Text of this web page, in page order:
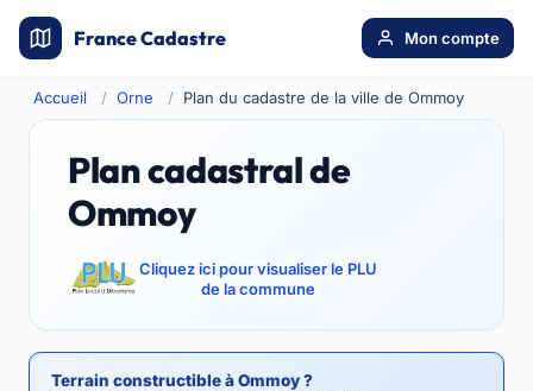
France Cadastre Mon compte
Accueil Orne Plan du cadastre de la ville de Ommoy
Plan cadastral de
Ommoy
Cliquez ici pour visualiser le PLU
de la commune
Terrain constructible à Ommoy ?